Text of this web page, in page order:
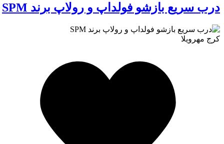
درب سریع بازشو فولداپ و رولاپ برند SPM
کرجمهرویلا